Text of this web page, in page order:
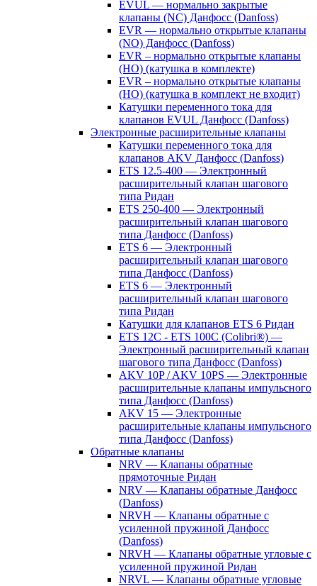
EVUL — нормально закрытые
клапаны (NC) Данфосс (Danfoss)
EVR — нормально открытые клапаны
(NO) Данфосс (Danfoss)
EVR – нормально открытые клапаны
(НО) (катушка в комплекте)
EVR – нормально открытые клапаны
(НО) (катушка в комплект не входит)
Катушки переменного тока для
клапанов EVUL Данфосс (Danfoss)
Электронные расширительные клапаны
Катушки переменного тока для
клапанов AKV Данфосс (Danfoss)
ETS 12.5-400 — Электронный
расширительный клапан шагового
типа Ридан
ETS 250-400 — Электронный
расширительный клапан шагового
типа Данфосс (Danfoss)
ETS 6 — Электронный
расширительный клапан шагового
типа Данфосс (Danfoss)
ETS 6 — Электронный
расширительный клапан шагового
типа Ридан
Катушки для клапанов ETS 6 Ридан
ETS 12C - ETS 100C (Colibri®) —
Электронный расширительный клапан
шагового типа Данфосс (Danfoss)
AKV 10P / AKV 10PS — Электронные
расширительные клапаны импульсного
типа Данфосс (Danfoss)
AKV 15 — Электронные
расширительные клапаны импульсного
типа Данфосс (Danfoss)
Обратные клапаны
NRV — Клапаны обратные
прямоточные Ридан
NRV — Клапаны обратные Данфосс
(Danfoss)
NRVH — Клапаны обратные с
усиленной пружиной Данфосс
(Danfoss)
NRVH — Клапаны обратные угловые с
усиленной пружиной Ридан
NRVL — Клапаны обратные угловые